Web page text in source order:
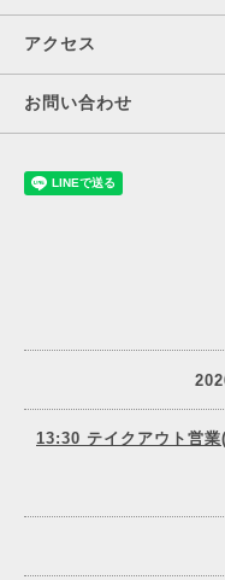
アクセス
お問い合わせ
13:30 テイクアウト営